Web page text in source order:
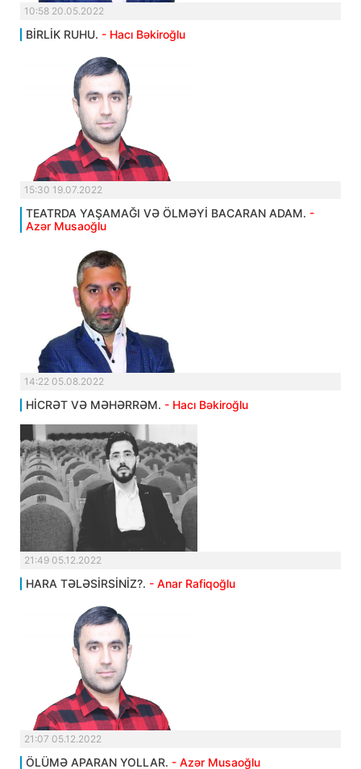
10:58 20.05.2022
BİRLİK RUHU. - Hacı Bəkiroğlu
15:30 19.07.2022
TEATRDA YAŞAMAĞI VƏ ÖLMƏYİ BACARAN ADAM. -
Azər Musaoğlu
14:22 05.08.2022
HİCRƏT VƏ MƏHƏRRƏM. - Hacı Bəkiroğlu
21:49 05.12.2022
HARA TƏLƏSİRSİNİZ?. - Anar Rafiqoğlu
21:07 05.12.2022
ÖLÜMƏ APARAN YOLLAR. - Azər Musaoğlu